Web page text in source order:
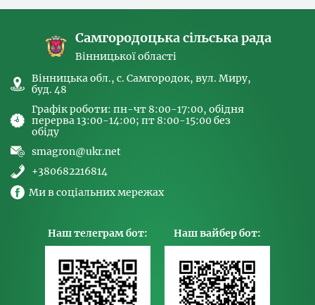
Самгородоцька сільська рада
Вінницької області
Вінницька обл., с. Самгородок, вул. Миру,
буд. 48
Графік роботи: пн-чт 8:00-17:00, обідня
перерва 13:00-14:00; пт 8:00-15:00 без
обіду
smagron@ukr.net
+380682216814
Ми в соціальних мережах
Наш телеграм бот: Наш вайбер бот: